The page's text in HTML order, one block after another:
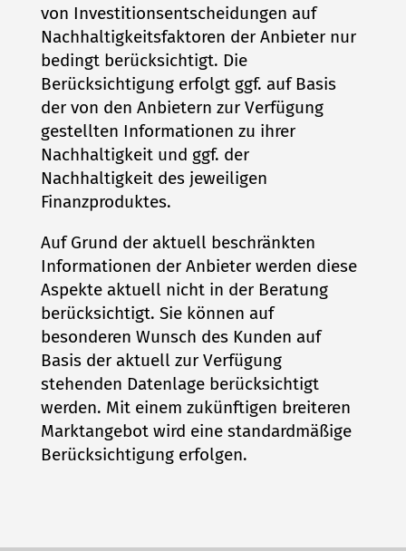
von Investitionsentscheidungen auf
Nachhaltigkeitsfaktoren der Anbieter nur
bedingt berücksichtigt. Die
Berücksichtigung erfolgt ggf. auf Basis
der von den Anbietern zur Verfügung
gestellten Informationen zu ihrer
Nachhaltigkeit und ggf. der
Nachhaltigkeit des jeweiligen
Finanzproduktes.
Auf Grund der aktuell beschränkten
Informationen der Anbieter werden diese
Aspekte aktuell nicht in der Beratung
berücksichtigt. Sie können auf
besonderen Wunsch des Kunden auf
Basis der aktuell zur Verfügung
stehenden Datenlage berücksichtigt
werden. Mit einem zukünftigen breiteren
Marktangebot wird eine standardmäßige
Berücksichtigung erfolgen.